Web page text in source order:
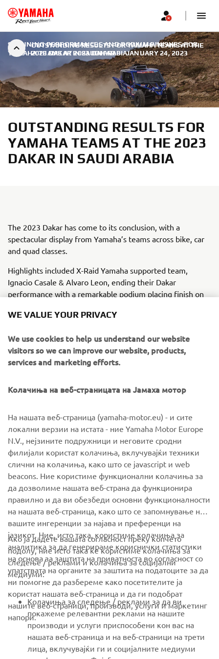
OUTSTANDING RESULTS FOR YAMAHA TEAMS AT THE
2023 DAKAR IN SAUDI ARABIA
STUNNING PERFORMANCES AND PODIUM FINISHES FOR
YAMAHA TEAMS AT 2023 DAKAR | JANUARY 24, 2023
OUTSTANDING RESULTS FOR
YAMAHA TEAMS AT THE 2023
DAKAR IN SAUDI ARABIA
The 2023 Dakar has come to its conclusion, with a
spectacular display from Yamaha’s teams across bike, car
and quad classes.
Highlights included X-Raid Yamaha supported team,
Ignacio Casale & Alvaro Leon, ending their Dakar
performance with a remarkable podium placing finish on
the T3 class. And in stage 8, X-raid Yamaha Supported
Palmeiro created history by taking the first T3 victory for
Yamaha, making Yamaha the first constructor to achieve
stage wins in the Car, Motorcycle, and Quad categories at
For a full and in-depth recap of all the action from the
FULL NEWS AND RESULTS AT YAMAHA RACING
1/ 1
CORPORATE
FOR BUSINESS
MORE YAMAHA
SUPPORT
WE VALUE YOUR PRIVACY
We use cookies to help us understand our website
visitors so we can improve our website, products,
services and marketing efforts.
Колачиња на веб-страницата на Јамаха мотор
На нашата веб-страница (yamaha-motor.eu) - и сите
локални верзии на истата - ние Yamaha Motor Europe
N.V., нејзините подружници и неговите сродни
филијали користат колачиња, вклучувајќи техники
слични на колачиња, како што се javascript и web
beacons. Ние користиме функционални колачиња за
да дозволиме нашата веб-страна да функционира
правилно и да ви обезбеди основни функционалности
на нашата веб-страница, како што се запомнување на
вашите ингеренции за најава и преференци на
јазикот. Ние, исто така, користиме колачиња за
аналитика за да генерираме кориснички статистики
на основа за заштита на приватноста во согласност со
упатствата на органите за заштита на податоците за да
ни помогне да разбереме како посетителите ја
користат нашата веб-страница и да ги подобрат
нашите веб-страници, производи, услуги и маркетинг
напори.
Ако ја дадете вашата согласност преку копчето
подолу, ние исто така ќе користиме колачиња за
следење / реклами и колачиња за социјални
медиуми:
Колачиња за следење / реклами за да ви
покажеме релевантни реклами на нашите
производи и услуги приспособени кон вас на
нашата веб-страница и на веб-страници на трети
лица, вклучувајќи ги и социјалните медиуми